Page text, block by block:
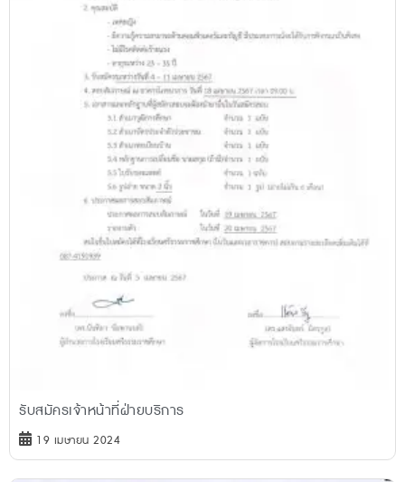
รับสมัครเจ้าหน้าที่ฝ่ายบริการ
19 เมษายน 2024